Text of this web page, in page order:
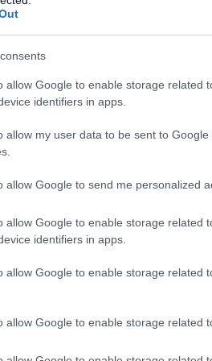
allow Google to enable storage related
identifiers in apps.
allow my user data to be sent to
allow Google to send me personalized
allow Google to enable storage related
identifiers in apps.
allow Google to enable storage related
allow Google to enable storage related
amelyeket semmiképpen sem
kihagyni. A térkép
tanulmányozása elsőre meddő
kacskaringós vonalak
párhuzamossági axióma
2020. nov 24.